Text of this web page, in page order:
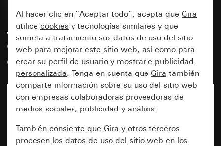
Juego de tecla basculante de 5
elementos Plus (2+3) con campo
de rotulación System 55
Al hacer clic en “Aceptar todo”, acepta que Gira
utilice cookies y tecnologías similares y que
someta a tratamiento sus datos de uso del sitio
web para mejorar este sitio web, así como para
crear su perfil de usuario y mostrarle publicidad
personalizada. Tenga en cuenta que Gira también
comparte información sobre su uso del sitio web
con empresas colaboradoras proveedoras de
medios sociales, publicidad y análisis.
También consiente que Gira y otros terceros
procesen los datos de uso del sitio web en los